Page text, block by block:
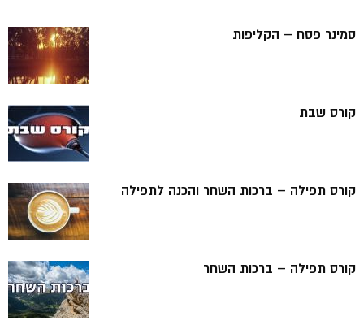
סמינר פסח – הקליפות
קורס שבת
קורס תפילה – ברכות השחר והכנה לתפילה
קורס תפילה – ברכות השחר